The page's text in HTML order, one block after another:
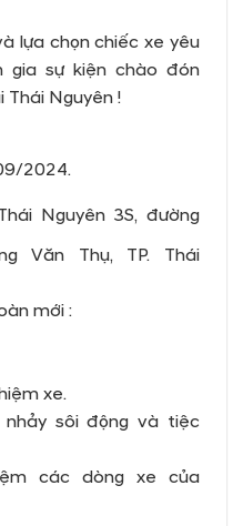
lựa chọn chiếc xe yêu
gia sự kiện chào đón
Thái Nguyên !
2024.
Nguyên 3S, đường
Văn Thụ, TP. Thái
mới :
xe.
sôi động và tiệc
các dòng xe của